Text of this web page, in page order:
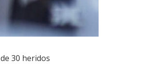
30 heridos